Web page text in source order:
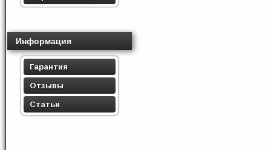
Информация
Гарантия
Отзывы
Статьи